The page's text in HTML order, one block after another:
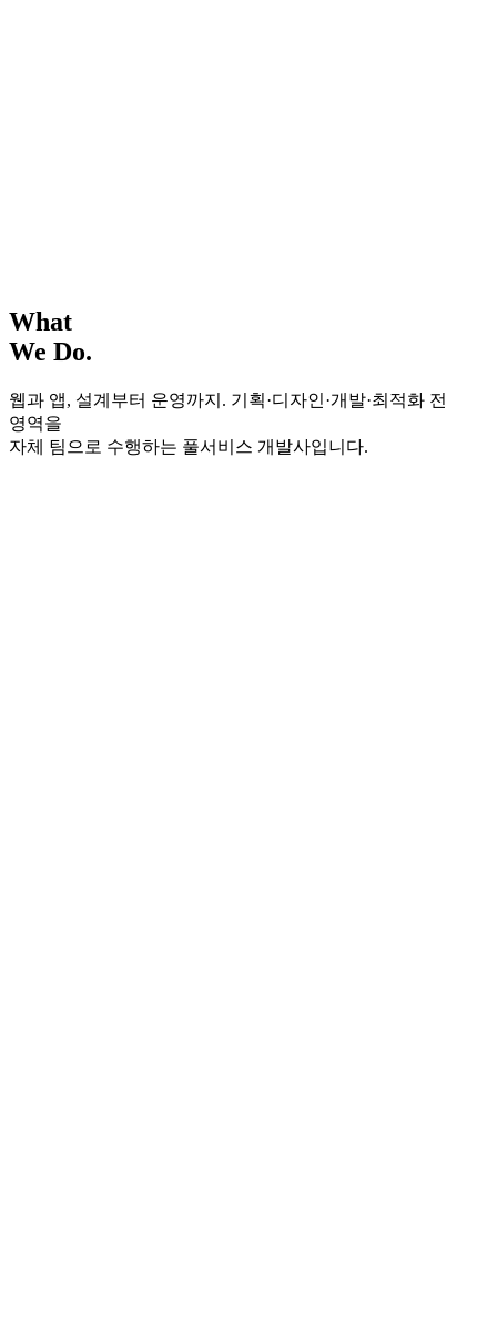
What
We Do.
웹과 앱, 설계부터 운영까지. 기획·디자인·개발·최적화 전
영역을
자체 팀으로 수행하는 풀서비스 개발사입니다.